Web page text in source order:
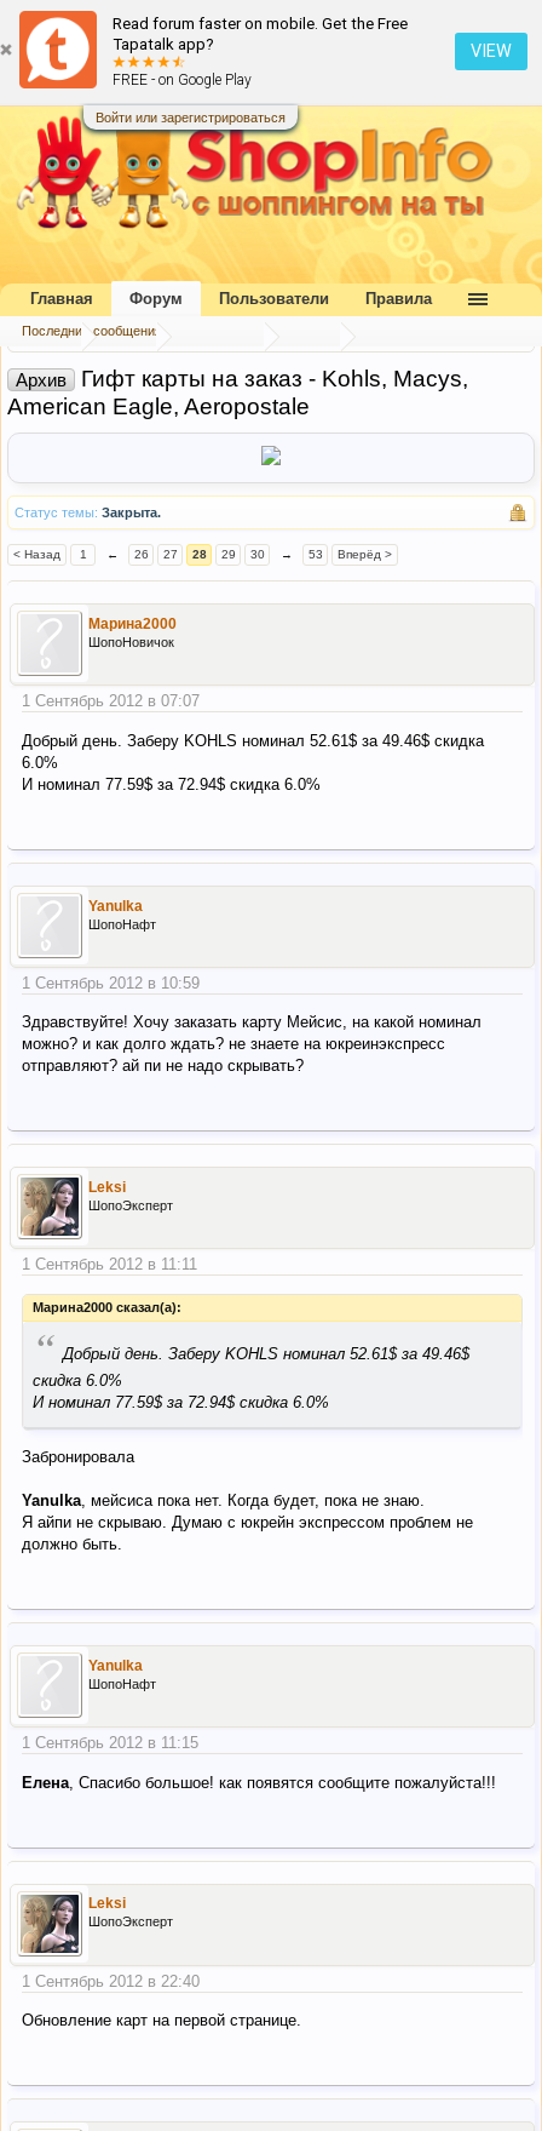
Read forum faster on mobile. Get the Free
Tapatalk app?
FREE - on Google Play
VIEW
Войти или зарегистрироваться
Главная Форум
Архив
Гифт карты на заказ - Kohls, Macys,
American Eagle, Aeropostale
Статус темы: Закрыта.
< Назад 1 ← 26 27 28 29 30 → 53 Вперёд >
Марина2000
ШопоНовичок
1 Сентябрь 2012 в 07:07
Добрый день. Заберу KOHLS номинал 52.61$ за 49.46$ скидка
6.0%
И номинал 77.59$ за 72.94$ скидка 6.0%
Yanulka
ШопоНафт
1 Сентябрь 2012 в 10:59
Здравствуйте! Хочу заказать карту Мейсис, на какой номинал
можно? и как долго ждать? не знаете на юкреинэкспресс
отправляют? ай пи не надо скрывать?
Leksi
ШопоЭксперт
1 Сентябрь 2012 в 11:11
Марина2000 сказал(а):
“ Добрый день. Заберу KOHLS номинал 52.61$ за 49.46$
скидка 6.0%
И номинал 77.59$ за 72.94$ скидка 6.0%
Забронировала
Yanulka, мейсиса пока нет. Когда будет, пока не знаю.
Я айпи не скрываю. Думаю с юкрейн экспрессом проблем не
должно быть.
Yanulka
ШопоНафт
1 Сентябрь 2012 в 11:15
Елена , Спасибо большое! как появятся сообщите пожалуйста!!!
Leksi
ШопоЭксперт
1 Сентябрь 2012 в 22:40
Обновление карт на первой странице.
Главная Форум
Последние сообщения
Пользователи Правила